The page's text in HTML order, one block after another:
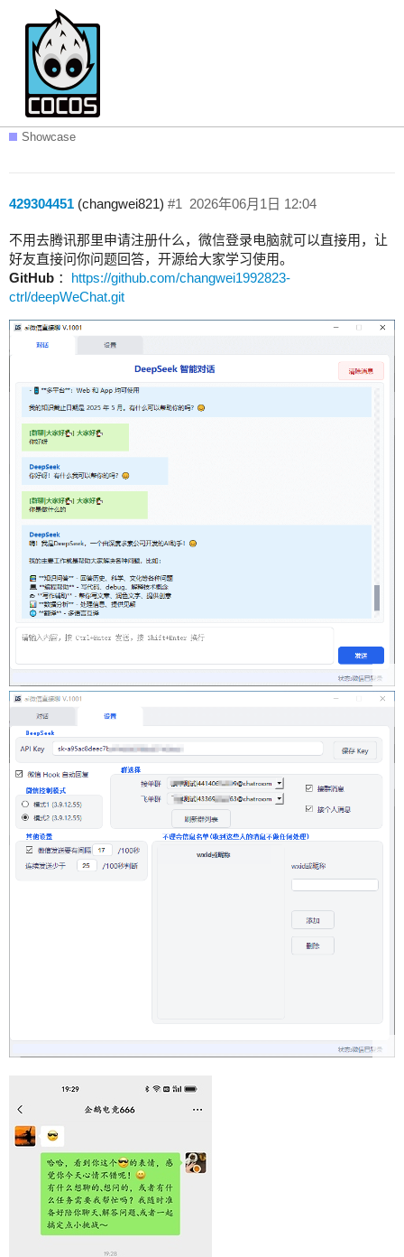
开源一个python，让大家可以直接通过微
信跟自己申请的deepseek直接用微信聊天
Showcase
429304451 (changwei821) 2026年06月1日 12:04
#1
不用去腾讯那里申请注册什么，微信登录电脑就可以直接用，让
好友直接问你问题回答，开源给大家学习使用。
GitHub ： https://github.com/changwei1992823-
ctrl/deepWeChat.git